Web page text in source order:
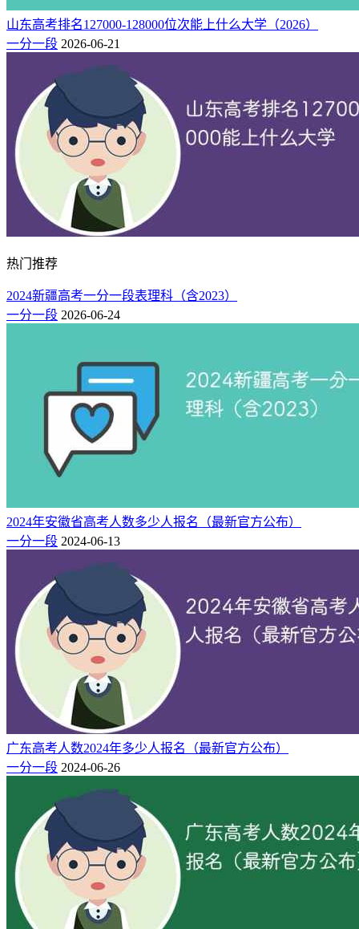
山东高考排名127000-128000位次能上什么大学（2026）
一分一段 2026-06-21
热门推荐
2024新疆高考一分一段表理科（含2023）
一分一段 2026-06-24
2024年安徽省高考人数多少人报名（最新官方公布）
一分一段 2024-06-13
广东高考人数2024年多少人报名（最新官方公布）
一分一段 2024-06-26